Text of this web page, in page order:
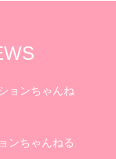
ョンちゃんね
ンちゃんねる